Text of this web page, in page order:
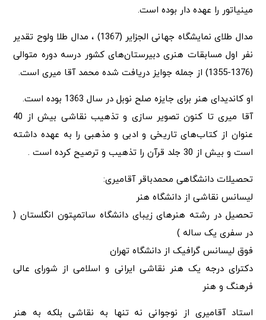
مینیاتور را عهده دار بوده است.
مدال طلای نمایشگاه جهانی الجزایر (1367) ،‌ مدال طلا ولوح تقدیر
نفر اول مسابقات هنری دبیرستان‌های کشور درسه دوره متوالی
(1376-1355) از جمله جوایز دریافت شده محمد آقا میری است.
او کاندیدای هنر برای جایزه صلح نوبل در سال 1363 بوده است.
آقا میری تا کنون تصویر سازی و تذهیب نقاشی بیش از 40
عنوان از کتاب‌های تاریخی و ادبی و مذهبی را به عهده داشته
است و بیش از 30 جلد قرآن را تذهیب و ترصیح کرده است .
تحصیلات دانشگاهی محمدباقر آقامیری:
لیسانس نقاشی از دانشگاه هنر
تحصیل در رشته هنرهای زیبای دانشگاه ساتمپتون انگلستان (
در سفری یک ساله )
فوق لیسانس گرافیک از دانشگاه تهران
دکترای درجه یک هنر نقاشی ایرانی و اسلامی از شورای عالی
فرهنگ و هنر
استاد آقامیری از نوجوانی نه تنها به نقاشی بلکه به هنر